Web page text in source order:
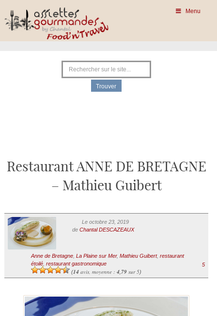
Menu
Restaurant ANNE DE BRETAGNE
– Mathieu Guibert
Le octobre 23, 2019
de Chantal DESCAZEAUX
Anne de Bretagne, La Plaine sur Mer, Mathieu Guibert, restaurant
étoilé, restaurant gastronomique
(14avis, moyenne : 4,79sur 5)
5